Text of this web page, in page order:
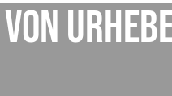
von